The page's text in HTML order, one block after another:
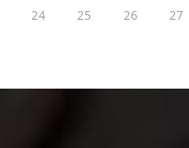
24 25 26 27